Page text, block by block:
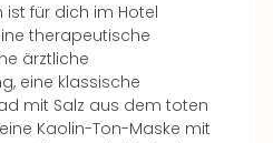
für dich im Hotel
therapeutische
ärztliche
eine klassische
mit Salz aus dem toten
Kaolin-Ton-Maske mit